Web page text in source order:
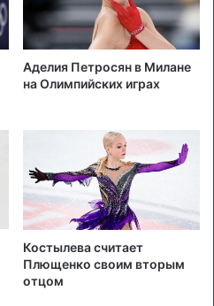
Аделия Петросян в Милане
на Олимпийских играх
Костылева считает
Плющенко своим вторым
отцом